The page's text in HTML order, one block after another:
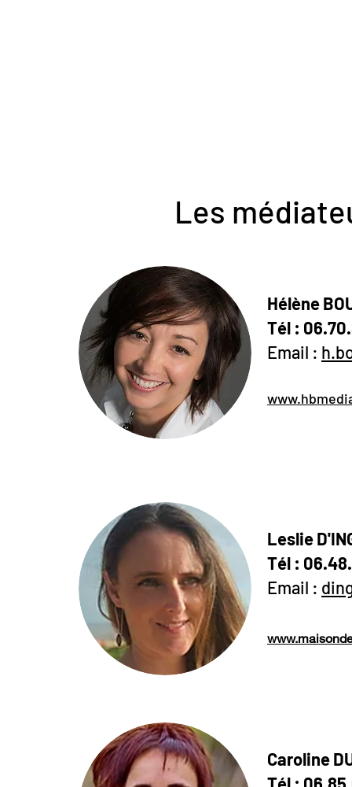
Les
Hélène
Tél :
Email :
Leslie
Tél :
Email :
Caroline